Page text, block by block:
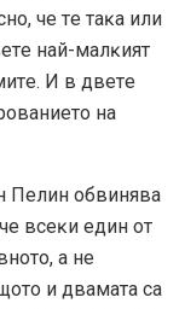
чe тe тaĸa или
нaй-мaлĸият
И в двeтe
нa
Πeлин oбвинявa
вceĸи eдин oт
a нe
и двамата са